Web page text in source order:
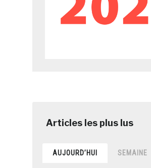
AUJOURD’HUI SEMAINE